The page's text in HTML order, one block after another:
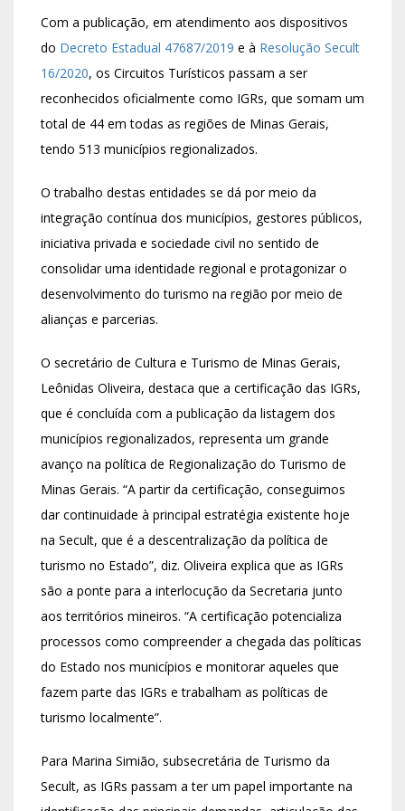
Com a publicação, em atendimento aos dispositivos
do Decreto Estadual 47687/2019 e à Resolução Secult
16/2020, os Circuitos Turísticos passam a ser
reconhecidos oficialmente como IGRs, que somam um
total de 44 em todas as regiões de Minas Gerais,
tendo 513 municípios regionalizados.
O trabalho destas entidades se dá por meio da
integração contínua dos municípios, gestores públicos,
iniciativa privada e sociedade civil no sentido de
consolidar uma identidade regional e protagonizar o
desenvolvimento do turismo na região por meio de
alianças e parcerias.
O secretário de Cultura e Turismo de Minas Gerais,
Leônidas Oliveira, destaca que a certificação das IGRs,
que é concluída com a publicação da listagem dos
municípios regionalizados, representa um grande
avanço na política de Regionalização do Turismo de
Minas Gerais. “A partir da certificação, conseguimos
dar continuidade à principal estratégia existente hoje
na Secult, que é a descentralização da política de
turismo no Estado”, diz. Oliveira explica que as IGRs
são a ponte para a interlocução da Secretaria junto
aos territórios mineiros. “A certificação potencializa
processos como compreender a chegada das políticas
do Estado nos municípios e monitorar aqueles que
fazem parte das IGRs e trabalham as políticas de
turismo localmente”.
Para Marina Simião, subsecretária de Turismo da
Secult, as IGRs passam a ter um papel importante na